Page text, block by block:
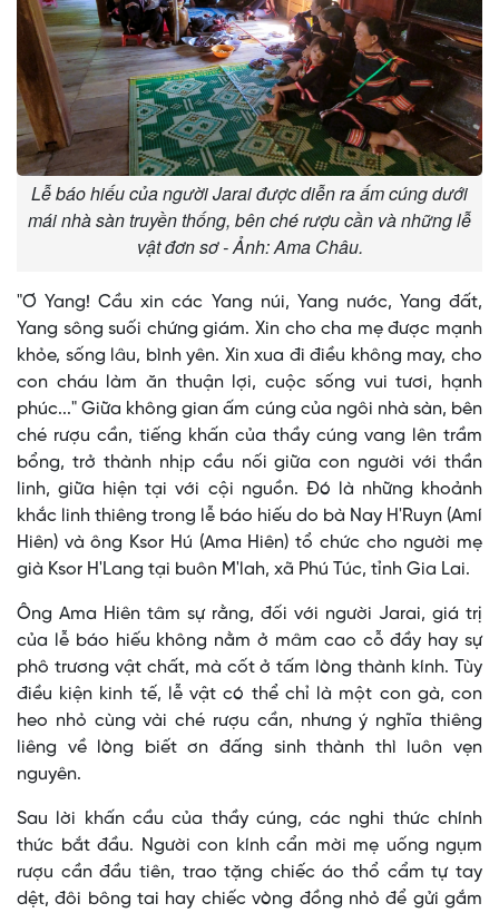
Lễ báo hiếu của người Jarai được diễn ra ấm cúng dưới
mái nhà sàn truyền thống, bên ché rượu cần và những lễ
vật đơn sơ - Ảnh: Ama Châu.
"Ơ Yang! Cầu xin các Yang núi, Yang nước, Yang đất,
Yang sông suối chứng giám. Xin cho cha mẹ được mạnh
khỏe, sống lâu, bình yên. Xin xua đi điều không may, cho
con cháu làm ăn thuận lợi, cuộc sống vui tươi, hạnh
phúc..." Giữa không gian ấm cúng của ngôi nhà sàn, bên
ché rượu cần, tiếng khấn của thầy cúng vang lên trầm
bổng, trở thành nhịp cầu nối giữa con người với thần
linh, giữa hiện tại với cội nguồn. Đó là những khoảnh
khắc linh thiêng trong lễ báo hiếu do bà Nay H'Ruyn (Amí
Hiên) và ông Ksor Hú (Ama Hiên) tổ chức cho người mẹ
già Ksor H'Lang tại buôn M'lah, xã Phú Túc, tỉnh Gia Lai.
Ông Ama Hiên tâm sự rằng, đối với người Jarai, giá trị
của lễ báo hiếu không nằm ở mâm cao cỗ đầy hay sự
phô trương vật chất, mà cốt ở tấm lòng thành kính. Tùy
điều kiện kinh tế, lễ vật có thể chỉ là một con gà, con
heo nhỏ cùng vài ché rượu cần, nhưng ý nghĩa thiêng
liêng về lòng biết ơn đấng sinh thành thì luôn vẹn
nguyên.
Sau lời khấn cầu của thầy cúng, các nghi thức chính
thức bắt đầu. Người con kính cẩn mời mẹ uống ngụm
rượu cần đầu tiên, trao tặng chiếc áo thổ cẩm tự tay
dệt, đôi bông tai hay chiếc vòng đồng nhỏ để gửi gắm